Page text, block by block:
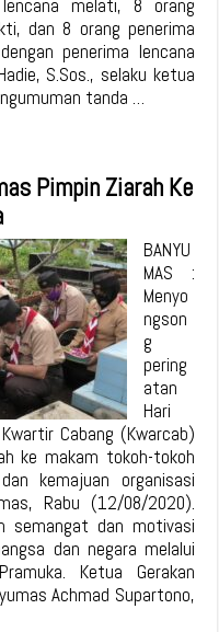
melati, 8 orang
dan 8 orang penerima
penerima lencana
S.Sos., selaku ketua
tanda …
Pimpin Ziarah Ke
BANYU
MAS :
Menyo
ngson
g
pering
atan
Hari
Cabang (Kwarcab)
ke makam tokoh-tokoh
kemajuan organisasi
Rabu (12/08/2020).
semangat dan motivasi
dan negara melalui
Ketua Gerakan
Achmad Supartono,